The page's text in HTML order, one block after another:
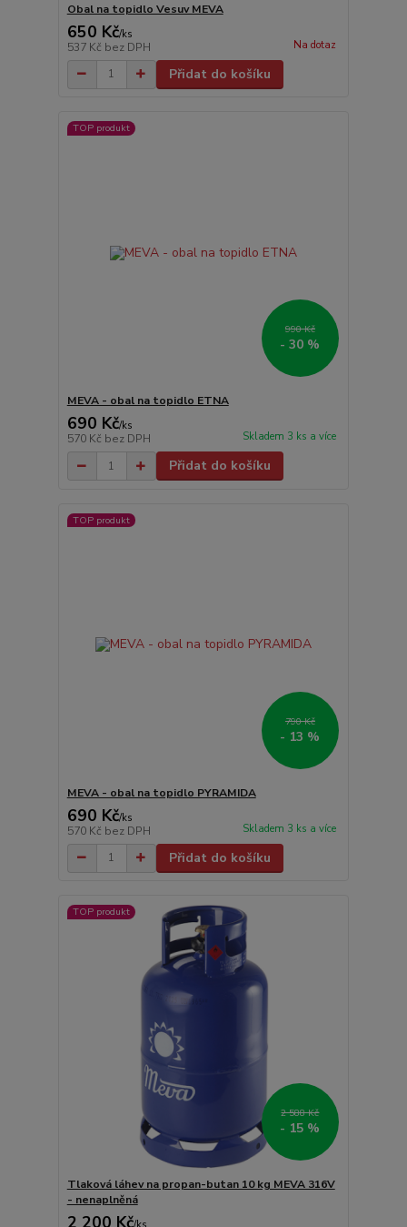
Obal na topidlo Vesuv MEVA
650 Kč/ks
537 Kč bez DPH Na dotaz
Přidat do košíku
TOP produkt
990 Kč
- 30 %
MEVA - obal na topidlo ETNA
690 Kč/ks
570 Kč bez DPH Skladem 3 ks a více
Přidat do košíku
TOP produkt
790 Kč
- 13 %
MEVA - obal na topidlo PYRAMIDA
690 Kč/ks
570 Kč bez DPH Skladem 3 ks a více
Přidat do košíku
TOP produkt
2 588 Kč
- 15 %
Tlaková láhev na propan-butan 10 kg MEVA 316V
- nenaplněná
2 200 Kč